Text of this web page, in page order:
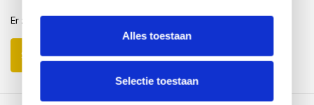
Alles toestaan
Selectie toestaan
Er zijn nog geen reviews geschreven over dit product..
Schrijf je eigen review